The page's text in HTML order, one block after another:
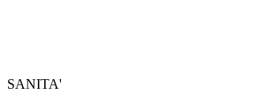
SANITA'